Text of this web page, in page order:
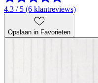
4.3 / 5 (6 klantreviews)
Opslaan in Favorieten